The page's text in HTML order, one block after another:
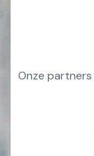
Onze